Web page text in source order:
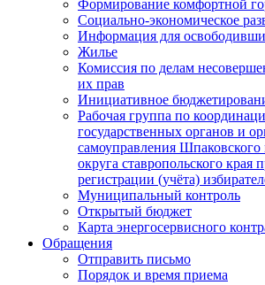
Формирование комфортной
Социально-экономическое
Информация для
Жилье
Комиссия по делам
их прав
Инициативное
Рабочая группа по
государственных органов и
самоуправления
округа ставропольского края
регистрации (учёта)
Муниципальный контроль
Открытый бюджет
Карта энергосервисного
Обращения
Отправить письмо
Порядок и время приема